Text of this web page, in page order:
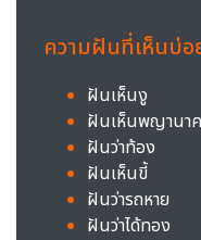
ความฝันที่เห็นบ่อ
ฝันเห็นงู
ฝันเห็นพญานาค
ฝันว่าท้อง
ฝันเห็นขี้
ฝันว่ารถหาย
ฝันว่าได้ทอง